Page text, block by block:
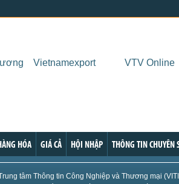
US
US
Trong
Vietnamexport VTV Online
HÓA GIÁ CẢ HỘI NHẬP THÔNG TIN CHUYÊN
tâm Thông tin Công Nghiệp và Thương mại